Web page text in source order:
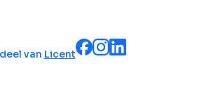
van Licent